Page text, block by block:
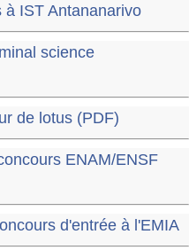
IST Antananarivo
science
de lotus (PDF)
ENAM/ENSF
d'entrée à l'EMIA